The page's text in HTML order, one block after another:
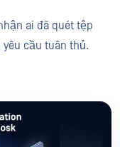
ai đã quét tệp
cầu tuân thủ.